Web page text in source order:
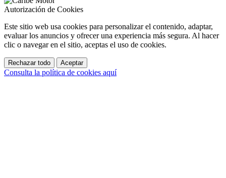
Autorización de Cookies
Este sitio web usa cookies para personalizar el contenido, adaptar,
evaluar los anuncios y ofrecer una experiencia más segura. Al hacer
clic o navegar en el sitio, aceptas el uso de cookies.
Rechazar todo Aceptar
Consulta la política de cookies aquí